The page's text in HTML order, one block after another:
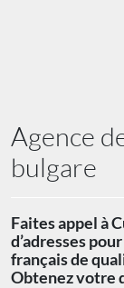
Agence
bulgare
Faites appel à
d’adresses
français de
Obtenez votre